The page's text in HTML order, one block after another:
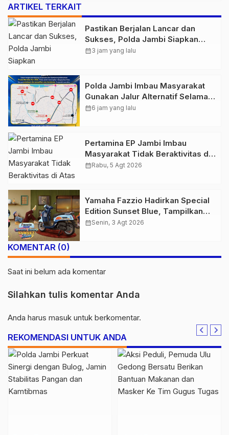
ARTIKEL TERKAIT
Pastikan Berjalan Lancar dan
Sukses, Polda Jambi Siapkan
Pengamanan Berlapis untuk 8.750
calendar_month3 jam yang lalu
Polda Jambi Imbau Masyarakat
Gunakan Jalur Alternatif Selama
Pelaksanaan Presisi Merdeka Run
calendar_month6 jam yang lalu
Pertamina EP Jambi Imbau
Masyarakat Tidak Beraktivitas di
Atas Jalur Pipa Migas Demi
calendar_monthRabu, 5 Agt 2026
Yamaha Fazzio Hadirkan Special
Edition Sunset Blue, Tampilkan
Nuansa Retro Summer yang
calendar_monthSenin, 3 Agt 2026
KOMENTAR (0)
Saat ini belum ada komentar
Silahkan tulis komentar Anda
Anda harus masuk untuk berkomentar.
REKOMENDASI UNTUK ANDA